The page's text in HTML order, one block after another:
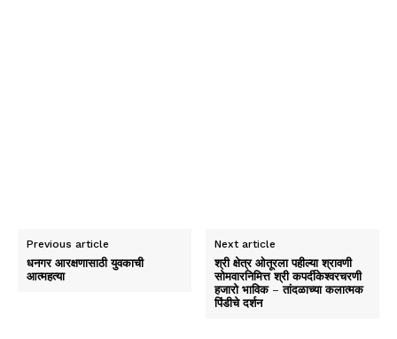
Previous article
धनगर आरक्षणासाठी युवकाची
आत्महत्या
Next article
श्री क्षेत्र ओतूरला पहील्या श्रावणी
सोमवारनिमित्त श्री कपर्दीकेश्वरचरणी
हजारो भाविक – तांदळाच्या कलात्मक
पिंडीचे दर्शन